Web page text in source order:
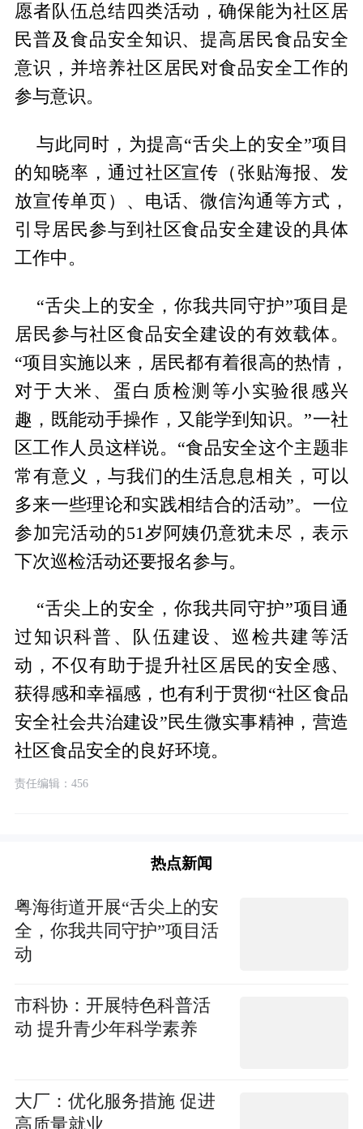
愿者队伍总结四类活动，确保能为社区居
民普及食品安全知识、提高居民食品安全
意识，并培养社区居民对食品安全工作的
参与意识。
与此同时，为提高“舌尖上的安全”项目
的知晓率，通过社区宣传（张贴海报、发
放宣传单页）、电话、微信沟通等方式，
引导居民参与到社区食品安全建设的具体
工作中。
“舌尖上的安全，你我共同守护”项目是
居民参与社区食品安全建设的有效载体。
“项目实施以来，居民都有着很高的热情，
对于大米、蛋白质检测等小实验很感兴
趣，既能动手操作，又能学到知识。”一社
区工作人员这样说。“食品安全这个主题非
常有意义，与我们的生活息息相关，可以
多来一些理论和实践相结合的活动”。一位
参加完活动的51岁阿姨仍意犹未尽，表示
下次巡检活动还要报名参与。
“舌尖上的安全，你我共同守护”项目通
过知识科普、队伍建设、巡检共建等活
动，不仅有助于提升社区居民的安全感、
获得感和幸福感，也有利于贯彻“社区食品
安全社会共治建设”民生微实事精神，营造
社区食品安全的良好环境。
责任编辑：456
热点新闻
粤海街道开展“舌尖上的安
全，你我共同守护”项目活
动
市科协：开展特色科普活
动 提升青少年科学素养
大厂：优化服务措施 促进